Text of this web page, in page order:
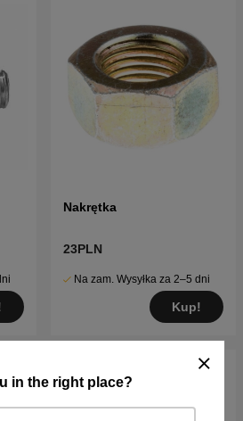
in the right place?
Nakrętka
23PLN
Na zam. Wysyłka za 2–5 dni
Kup!